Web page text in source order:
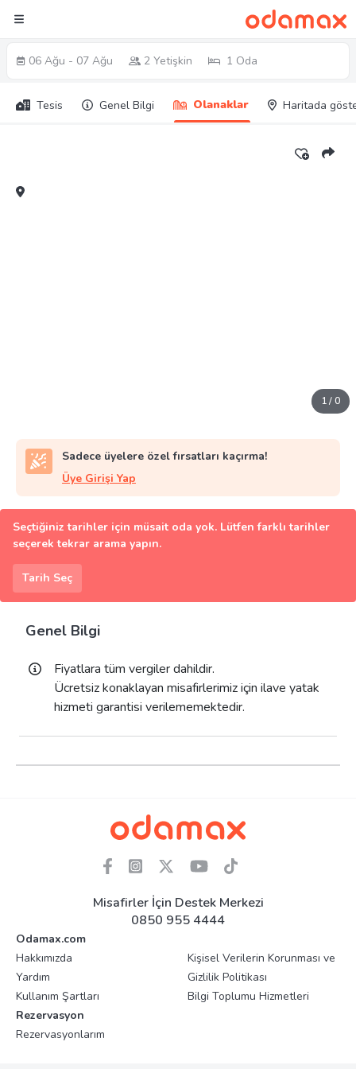
06 Ağu - 07 Ağu 2 Yetişkin 1 Oda
Tesis Genel Bilgi Olanaklar Haritada
1/0
Sadece üyelere özel fırsatları kaçırma!
Üye Girişi Yap
Seçtiğiniz tarihler için müsait oda yok. Lütfen farklı tarihler
seçerek tekrar arama yapın.
Tarih Seç
Genel Bilgi
Fiyatlara tüm vergiler dahildir.
Ücretsiz konaklayan misafirlerimiz için ilave yatak
hizmeti garantisi verilememektedir.
Misafirler İçin Destek Merkezi
0850 955 4444
Odamax.com
Hakkımızda
Yardım
Kullanım Şartları
Kişisel Verilerin Korunması ve
Gizlilik Politikası
Bilgi Toplumu Hizmetleri
Rezervasyon
Rezervasyonlarım